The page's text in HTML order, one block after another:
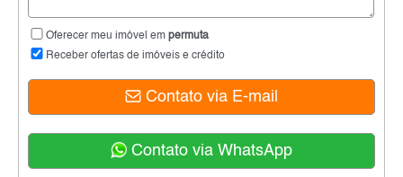
Oferecer meu imóvel em permuta
Receber ofertas de imóveis e crédito
Contato via E-mail
Contato via WhatsApp